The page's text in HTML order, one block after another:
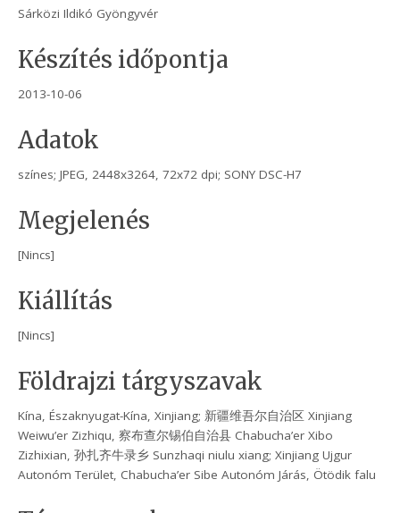
Sárközi Ildikó Gyöngyvér
Készítés időpontja
2013-10-06
Adatok
színes; JPEG, 2448x3264, 72x72 dpi; SONY DSC-H7
Megjelenés
[Nincs]
Kiállítás
[Nincs]
Földrajzi tárgyszavak
Kína, Északnyugat-Kína, Xinjiang; 新疆维吾尔自治区 Xinjiang
Weiwu’er Zizhiqu, 察布查尔锡伯自治县 Chabucha’er Xibo
Zizhixian, 孙扎齐牛录乡 Sunzhaqi niulu xiang; Xinjiang Ujgur
Autonóm Terület, Chabucha’er Sibe Autonóm Járás, Ötödik falu